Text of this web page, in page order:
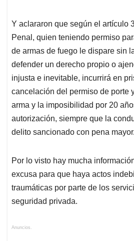
Y aclararon que según el artículo
Penal, quien teniendo permiso
de armas de fuego le dispare sin
defender un derecho propio o
injusta e inevitable, incurrirá en
cancelación del permiso de porte
arma y la imposibilidad por 20
autorización, siempre que la
delito sancionado con pena mayor.
Por lo visto hay mucha
excusa para que haya actos
traumáticas por parte de los
seguridad privada.
Anuncios.